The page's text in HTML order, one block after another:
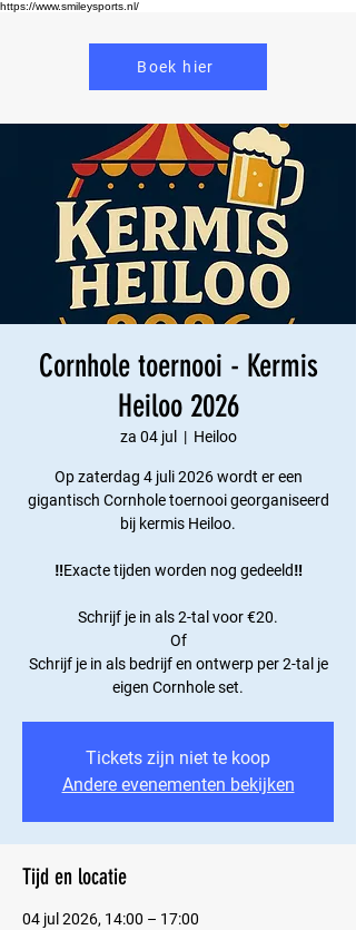
https://www.smileysports.nl/
Boek hier
Cornhole toernooi - Kermis
Heiloo 2026
za 04 jul
  |
Heiloo
Op zaterdag 4 juli 2026 wordt er een
gigantisch Cornhole toernooi georganiseerd
bij kermis Heiloo.
‼️Exacte tijden worden nog gedeeld‼️
Schrijf je in als 2-tal voor €20.
Of
Schrijf je in als bedrijf en ontwerp per 2-tal je
eigen Cornhole set.
Tickets zijn niet te koop
Andere evenementen bekijken
Tijd en locatie
04 jul 2026, 14:00 – 17:00